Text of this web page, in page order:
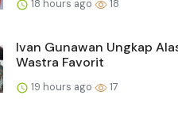
18 hours ago 18
Ivan Gunawan Ungkap
Wastra Favorit
19 hours ago 17